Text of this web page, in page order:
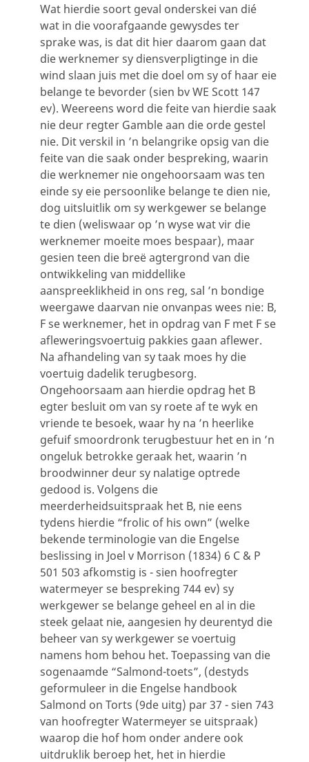
Wat hierdie soort geval onderskei van dié
wat in die voorafgaande gewysdes ter
sprake was, is dat dit hier daarom gaan dat
die werknemer sy diensverpligtinge in die
wind slaan juis met die doel om sy of haar eie
belange te bevorder (sien bv WE Scott 147
ev). Weereens word die feite van hierdie saak
nie deur regter Gamble aan die orde gestel
nie. Dit verskil in ’n belangrike opsig van die
feite van die saak onder bespreking, waarin
die werknemer nie ongehoorsaam was ten
einde sy eie persoonlike belange te dien nie,
dog uitsluitlik om sy werkgewer se belange
te dien (weliswaar op ’n wyse wat vir die
werknemer moeite moes bespaar), maar
gesien teen die breë agtergrond van die
ontwikkeling van middellike
aanspreeklikheid in ons reg, sal ’n bondige
weergawe daarvan nie onvanpas wees nie: B,
F se werknemer, het in opdrag van F met F se
afleweringsvoertuig pakkies gaan aflewer.
Na afhandeling van sy taak moes hy die
voertuig dadelik terugbesorg.
Ongehoorsaam aan hierdie opdrag het B
egter besluit om van sy roete af te wyk en
vriende te besoek, waar hy na ’n heerlike
gefuif smoordronk terugbestuur het en in ’n
ongeluk betrokke geraak het, waarin ’n
broodwinner deur sy nalatige optrede
gedood is. Volgens die
meerderheidsuitspraak het B, nie eens
tydens hierdie “frolic of his own” (welke
bekende terminologie van die Engelse
beslissing in Joel v Morrison (1834) 6 C & P
501 503 afkomstig is - sien hoofregter
watermeyer se bespreking 744 ev) sy
werkgewer se belange geheel en al in die
steek gelaat nie, aangesien hy deurentyd die
beheer van sy werkgewer se voertuig
namens hom behou het. Toepassing van die
sogenaamde “Salmond-toets”, (destyds
geformuleer in die Engelse handbook
Salmond on Torts (9de uitg) par 37 - sien 743
van hoofregter Watermeyer se uitspraak)
waarop die hof hom onder andere ook
uitdruklik beroep het, het in hierdie